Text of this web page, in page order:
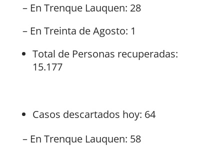
– En Trenque Lauquen: 28
– En Treinta de Agosto: 1
Total de Personas recuperadas:
15.177
Casos descartados hoy: 64
– En Trenque Lauquen: 58